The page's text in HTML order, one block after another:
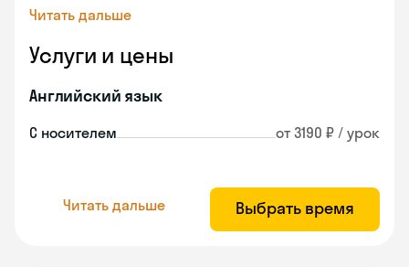
Читать дальше
Услуги и цены
Английский язык
С носителем от 3190 ₽ / урок
Читать дальше Выбрать время